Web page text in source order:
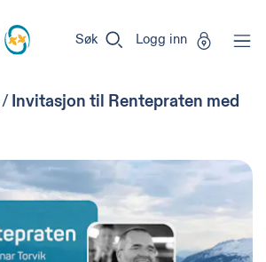
Søk Logg inn
/ Invitasjon til Rentepraten med